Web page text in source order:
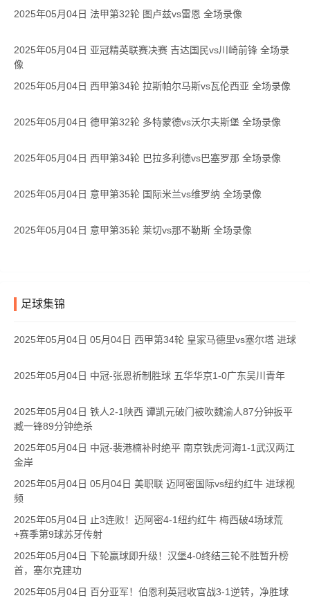
2025年05月04日 法甲第32轮 图卢兹vs雷恩 全场录像
2025年05月04日 亚冠精英联赛决赛 吉达国民vs川崎前锋 全场录
像
2025年05月04日 西甲第34轮 拉斯帕尔马斯vs瓦伦西亚 全场录像
2025年05月04日 德甲第32轮 多特蒙德vs沃尔夫斯堡 全场录像
2025年05月04日 西甲第34轮 巴拉多利德vs巴塞罗那 全场录像
2025年05月04日 意甲第35轮 国际米兰vs维罗纳 全场录像
2025年05月04日 意甲第35轮 莱切vs那不勒斯 全场录像
足球集锦
2025年05月04日 05月04日 西甲第34轮 皇家马德里vs塞尔塔 进球
2025年05月04日 中冠-张恩祈制胜球 五华华京1-0广东吴川青年
2025年05月04日 铁人2-1陕西 谭凯元破门被吹魏渝人87分钟扳平
臧一锋89分钟绝杀
2025年05月04日 中冠-裴港楠补时绝平 南京铁虎河海1-1武汉两江
金岸
2025年05月04日 05月04日 美职联 迈阿密国际vs纽约红牛 进球视
频
2025年05月04日 止3连败！迈阿密4-1纽约红牛 梅西破4场球荒
+赛季第9球苏牙传射
2025年05月04日 下轮赢球即升级！汉堡4-0终结三轮不胜暂升榜
首，塞尔克建功
2025年05月04日 百分亚军！伯恩利英冠收官战3-1逆转，净胜球